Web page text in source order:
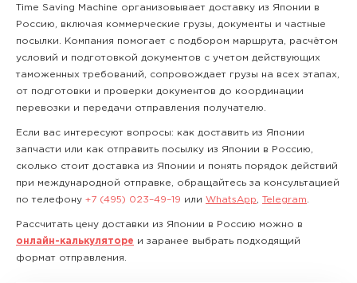
Time Saving Machine организовывает доставку из Японии в
Россию, включая коммерческие грузы, документы и частные
посылки. Компания помогает с подбором маршрута, расчётом
условий и подготовкой документов с учетом действующих
таможенных требований, сопровождает грузы на всех этапах,
от подготовки и проверки документов до координации
перевозки и передачи отправления получателю.
Если вас интересуют вопросы: как доставить из Японии
запчасти или как отправить посылку из Японии в Россию,
сколько стоит доставка из Японии и понять порядок действий
при международной отправке, обращайтесь за консультацией
по телефону +7 (495) 023–49–19 или WhatsApp Telegram
Рассчитать цену доставки из Японии в Россию можно в
онлайн-калькуляторе и заранее выбрать подходящий
формат отправления.